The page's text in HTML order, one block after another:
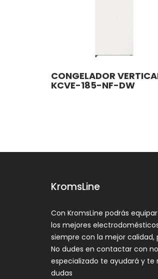
CONGELADOR
KCVE-185-NF-DW
KromsLine
Con KromsLine podrás
los mejores
siempre con la mejor calidad,
No dudes en contactar con
especializado te ayudará y te
dudas